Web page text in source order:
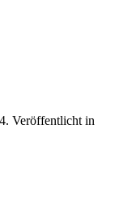
. Veröffentlicht in